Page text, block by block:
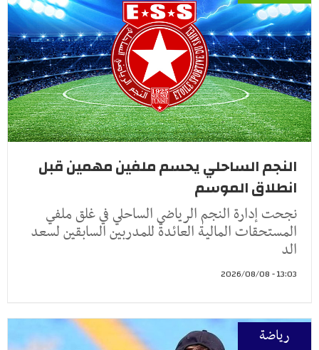
النجم الساحلي يحسم ملفين مهمين قبل
انطلاق الموسم
نجحت إدارة النجم الرياضي الساحلي في غلق ملفي
المستحقات المالية العائدة للمدربين السابقين لسعد
الد
13:03 - 2026/08/08
رياضة